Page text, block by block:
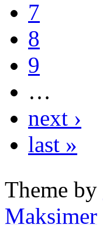
7
8
9
…
next ›
last »
Theme by
Maksimer